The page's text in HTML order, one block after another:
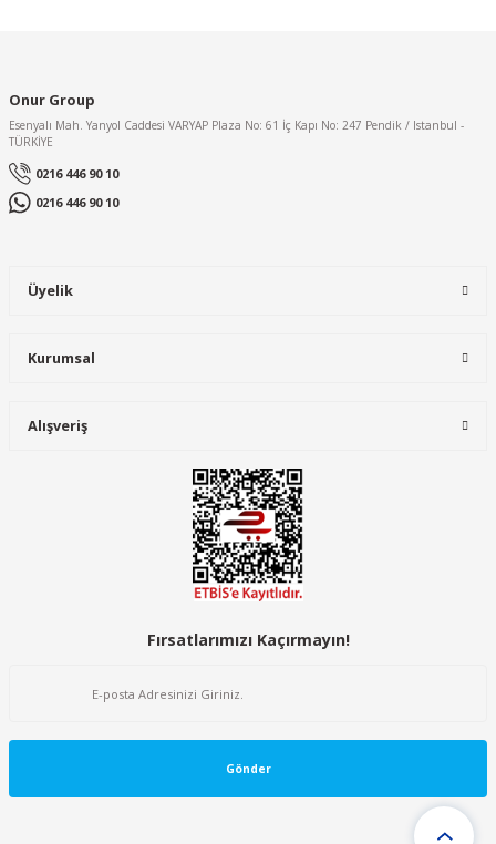
Onur Group
Esenyalı Mah. Yanyol Caddesi VARYAP Plaza No: 61 İç Kapı No: 247 Pendik / Istanbul -
TÜRKİYE
0216 446 90 10
0216 446 90 10
Üyelik
Kurumsal
Alışveriş
Fırsatlarımızı Kaçırmayın!
Gönder